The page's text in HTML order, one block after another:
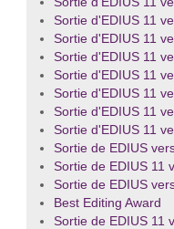
Sortie d'EDIUS 11
Sortie d'EDIUS 11
Sortie d'EDIUS 11
Sortie d'EDIUS 11
Sortie d'EDIUS 11
Sortie d'EDIUS 11
Sortie d'EDIUS 11
Sortie de EDIUS
Sortie de EDIUS 11
Sortie de EDIUS
Best Editing Award
Sortie de EDIUS 11